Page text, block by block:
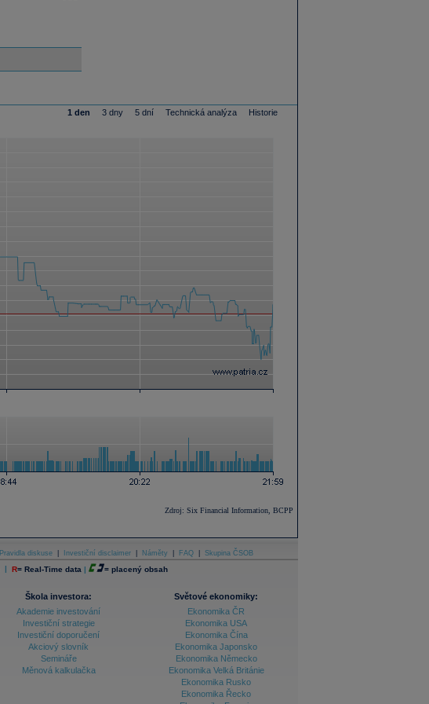
1 den 3 dny 5 dní Technická analýza Historie
Zdroj: Six Financial Information, BCPP
Pravidla diskuse Investiční disclaimer Náměty FAQ Skupina ČSOB
| R= Real-Time data | = placený obsah
Škola investora:
Akademie investování
Investiční strategie
Investiční doporučení
Akciový slovník
Semináře
Měnová kalkulačka
Světové ekonomiky:
Ekonomika ČR
Ekonomika USA
Ekonomika Čína
Ekonomika Japonsko
Ekonomika Německo
Ekonomika Velká Británie
Ekonomika Rusko
Ekonomika Řecko